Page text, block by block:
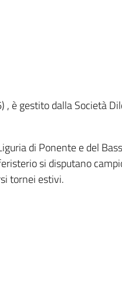
è gestito dalla Società
di Ponente e del
si disputano
tornei estivi.